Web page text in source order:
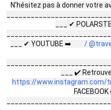
N'hésitez pas à donner votre
___ ✔
___ ✔ YOUTUBE ➡️
/
___ ✔
https://www.instagram.com/